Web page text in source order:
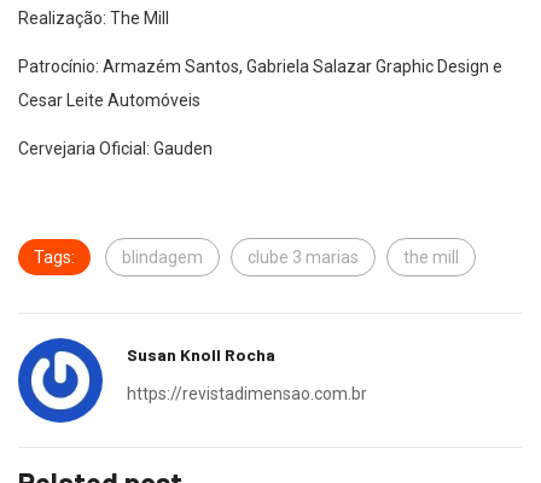
Realização: The Mill
Patrocínio: Armazém Santos, Gabriela Salazar Graphic Design e
Cesar Leite Automóveis
Cervejaria Oficial: Gauden
Tags: blindagem clube 3 marias the mill
Susan Knoll Rocha
https://revistadimensao.com.br